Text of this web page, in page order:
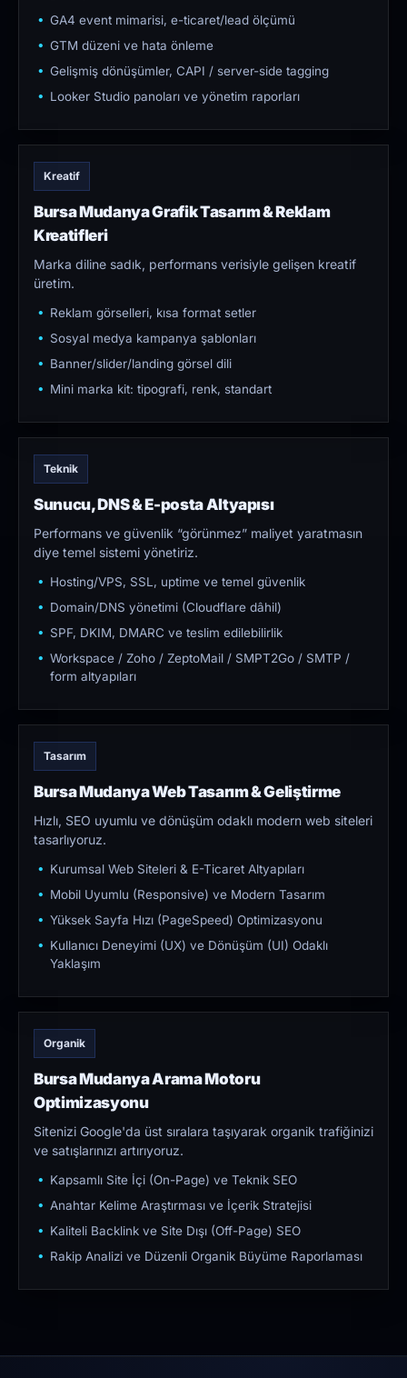
GA4 event mimarisi, e-ticaret/lead ölçümü
GTM düzeni ve hata önleme
Gelişmiş dönüşümler, CAPI / server-side tagging
Looker Studio panoları ve yönetim raporları
Kreatif
Bursa Mudanya Grafik Tasarım & Reklam
Kreatifleri
Marka diline sadık, performans verisiyle gelişen kreatif
üretim.
Reklam görselleri, kısa format setler
Sosyal medya kampanya şablonları
Banner/slider/landing görsel dili
Mini marka kit: tipografi, renk, standart
Teknik
Sunucu, DNS & E-posta Altyapısı
Performans ve güvenlik “görünmez” maliyet yaratmasın
diye temel sistemi yönetiriz.
Hosting/VPS, SSL, uptime ve temel güvenlik
Domain/DNS yönetimi (Cloudflare dâhil)
SPF, DKIM, DMARC ve teslim edilebilirlik
Workspace / Zoho / ZeptoMail / SMPT2Go / SMTP /
form altyapıları
Tasarım
Bursa Mudanya Web Tasarım & Geliştirme
Hızlı, SEO uyumlu ve dönüşüm odaklı modern web siteleri
tasarlıyoruz.
Kurumsal Web Siteleri & E-Ticaret Altyapıları
Mobil Uyumlu (Responsive) ve Modern Tasarım
Yüksek Sayfa Hızı (PageSpeed) Optimizasyonu
Kullanıcı Deneyimi (UX) ve Dönüşüm (UI) Odaklı
Yaklaşım
Organik
Bursa Mudanya Arama Motoru
Optimizasyonu
Sitenizi Google'da üst sıralara taşıyarak organik trafiğinizi
ve satışlarınızı artırıyoruz.
Kapsamlı Site İçi (On-Page) ve Teknik SEO
Anahtar Kelime Araştırması ve İçerik Stratejisi
Kaliteli Backlink ve Site Dışı (Off-Page) SEO
Rakip Analizi ve Düzenli Organik Büyüme Raporlaması